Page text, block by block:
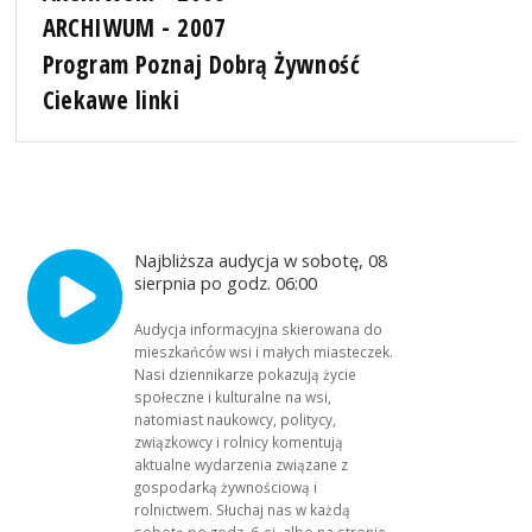
ARCHIWUM - 2007
Program Poznaj Dobrą Żywność
Ciekawe linki
Najbliższa audycja w sobotę, 08
sierpnia po godz. 06:00
Audycja informacyjna skierowana do
mieszkańców wsi i małych miasteczek.
Nasi dziennikarze pokazują życie
społeczne i kulturalne na wsi,
natomiast naukowcy, politycy,
związkowcy i rolnicy komentują
aktualne wydarzenia związane z
gospodarką żywnościową i
rolnictwem. Słuchaj nas w każdą